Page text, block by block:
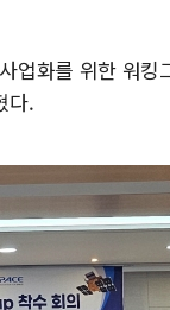
업화를 위한 워킹
다.